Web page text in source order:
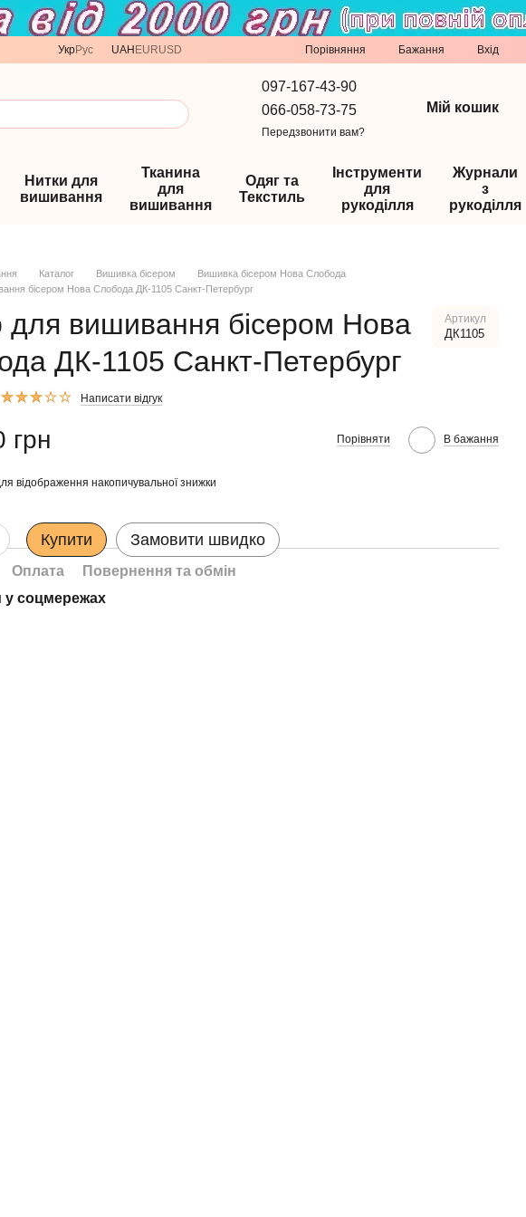
УкрРус UAH EURUSD Порівняння Бажання Вхід
097-167-43-90
066-058-73-75
Передзвонити вам?
Мій кошик
Нитки для
вишивання
Тканина
для
вишивання
Одяг та
Текстиль
Інструменти
для
рукоділля
Журнали
з
рукоділля
Каталог Вишивка бісером
Вишивка бісером Нова Слобода
бісером Нова Слобода ДК-1105 Санкт-Петербург
для вишивання бісером Нова
ДК-1105 Санкт-Петербург
Артикул
ДК1105
Написати відгук
грн Порівняти В бажання
відображення накопичувальної знижки
Купити Замовити швидко
Оплата
Повернення та обмін
у соцмережах